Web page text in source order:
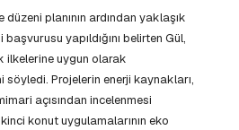
planının ardından yaklaşık
yapıldığını belirten Gül,
ilkelerine uygun olarak
Projelerin enerji kaynakları,
açısından incelenmesi
konut uygulamalarının eko